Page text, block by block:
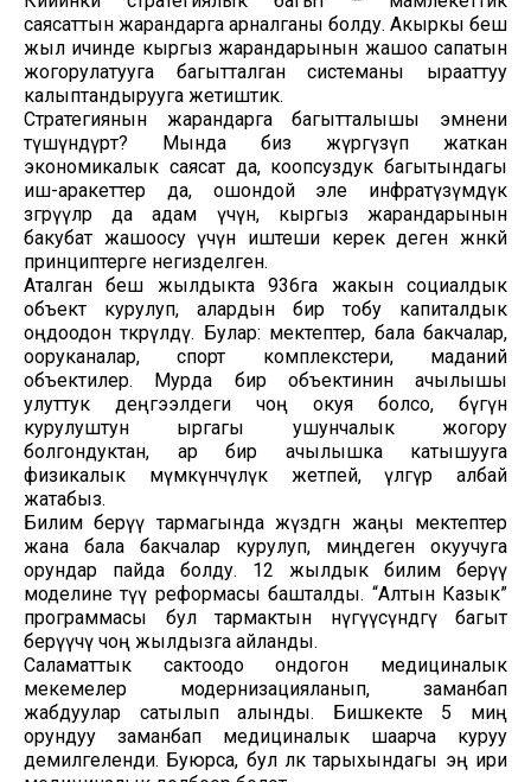
саясаттын жарандарга арналганы болду. Акыркы беш
жыл ичинде кыргыз жарандарынын жашоо сапатын
жогорулатууга багытталган системаны ырааттуу
калыптандырууга жетиштик.
Стратегиянын жарандарга багытталышы эмнени
түшүндүрөт? Мында биз жүргүзүп жаткан
экономикалык саясат да, коопсуздук багытындагы
иш-аракеттер да, ошондой эле инфратүзүмдүк
өзгөрүүлөр да адам үчүн, кыргыз жарандарынын
бакубат жашоосу үчүн иштеши керек деген жөнөкөй
принциптерге негизделген.
Аталган беш жылдыкта 936га жакын социалдык
объект курулуп, алардын бир тобу капиталдык
оңдоодон өткөрүлдү. Булар: мектептер, бала бакчалар,
ооруканалар, спорт комплекстери, маданий
объектилер. Мурда бир объектинин ачылышы
улуттук деңгээлдеги чоң окуя болсо, бүгүн
курулуштун ыргагы ушунчалык жогору
болгондуктан, ар бир ачылышка катышууга
физикалык мүмкүнчүлүк жетпей, үлгүрө албай
жатабыз.
Билим берүү тармагында жүздөгөн жаңы мектептер
жана бала бакчалар курулуп, миңдеген окуучуга
орундар пайда болду. 12 жылдык билим берүү
моделине өтүү реформасы башталды. “Алтын Казык”
программасы бул тармактын өнүгүүсүндөгү багыт
берүүчү чоң жылдызга айланды.
Саламаттык сактоодо ондогон медициналык
мекемелер модернизацияланып, заманбап
жабдуулар сатылып алынды. Бишкекте 5 миң
орундуу заманбап медициналык шаарча куруу
демилгеленди. Буюрса, бул өлкө тарыхындагы эң ири